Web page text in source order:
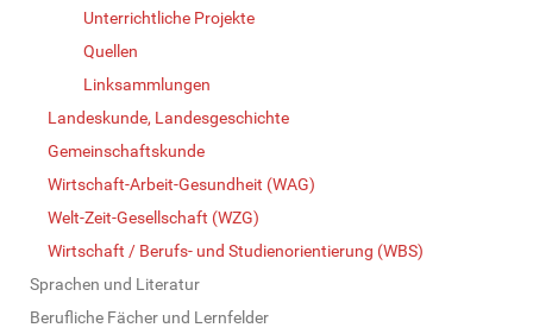
Unterrichtliche Projekte
Quellen
Linksammlungen
Landeskunde, Landesgeschichte
Gemeinschaftskunde
Wirtschaft-Arbeit-Gesundheit (WAG)
Welt-Zeit-Gesellschaft (WZG)
Wirtschaft / Berufs- und Studienorientierung (WBS)
Sprachen und Literatur
Berufliche Fächer und Lernfelder